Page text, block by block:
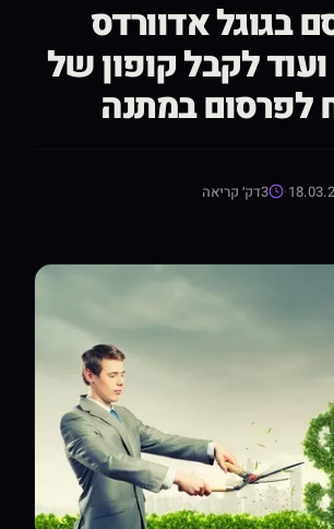
בגוגל אדוורדס
לקבל קופון של
·
3דק׳ קריאה